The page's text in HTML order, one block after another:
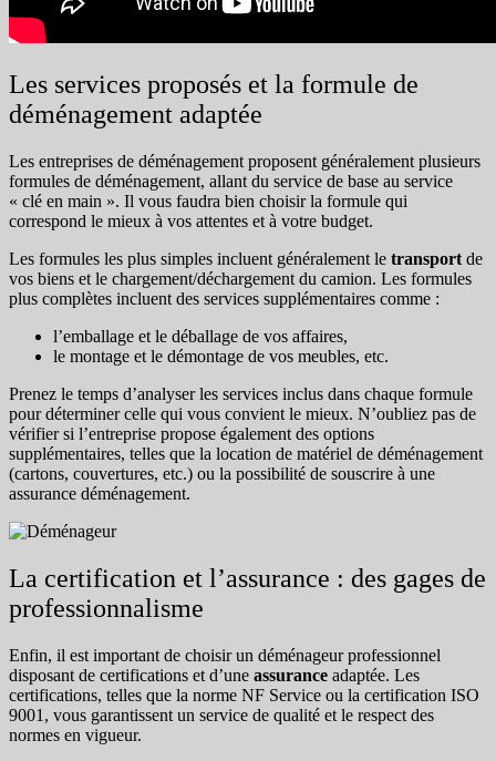
Les services proposés et la formule de
déménagement adaptée
Les entreprises de déménagement proposent généralement plusieurs
formules de déménagement, allant du service de base au service
« clé en main ». Il vous faudra bien choisir la formule qui
correspond le mieux à vos attentes et à votre budget.
Les formules les plus simples incluent généralement le transport de
vos biens et le chargement/déchargement du camion. Les formules
plus complètes incluent des services supplémentaires comme :
l’emballage et le déballage de vos affaires,
le montage et le démontage de vos meubles, etc.
Prenez le temps d’analyser les services inclus dans chaque formule
pour déterminer celle qui vous convient le mieux. N’oubliez pas de
vérifier si l’entreprise propose également des options
supplémentaires, telles que la location de matériel de déménagement
(cartons, couvertures, etc.) ou la possibilité de souscrire à une
assurance déménagement.
La certification et l’assurance : des gages de
professionnalisme
Enfin, il est important de choisir un déménageur professionnel
disposant de certifications et d’une assurance adaptée. Les
certifications, telles que la norme NF Service ou la certification ISO
9001, vous garantissent un service de qualité et le respect des
normes en vigueur.